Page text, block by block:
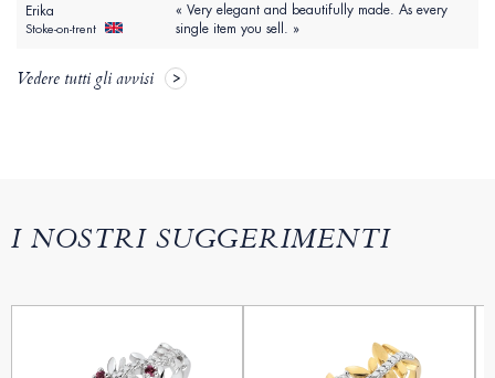
Erika
Stoke-on-trent
« Very elegant and beautifully made. As every
single item you sell. »
Vedere tutti gli avvisi
I NOSTRI SUGGERIMENTI